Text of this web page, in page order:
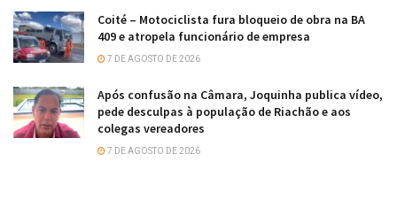
Coité – Motociclista fura bloqueio de obra na BA
409 e atropela funcionário de empresa
7 DE AGOSTO DE 2026
Após confusão na Câmara, Joquinha publica vídeo,
pede desculpas à população de Riachão e aos
colegas vereadores
7 DE AGOSTO DE 2026